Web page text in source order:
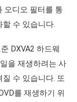
오디오 필터를 통
수 있습니다.
DXVA2 하드웨
을 재생하려는 사
수 있습니다. 또
를 재생하기 위